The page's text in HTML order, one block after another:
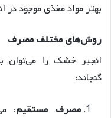
بهتر مواد مغذی موجود در
روشهایمختلفمصرف
انجیر خشک را می‌توان
گنجاند:
مصرف مستقیم: